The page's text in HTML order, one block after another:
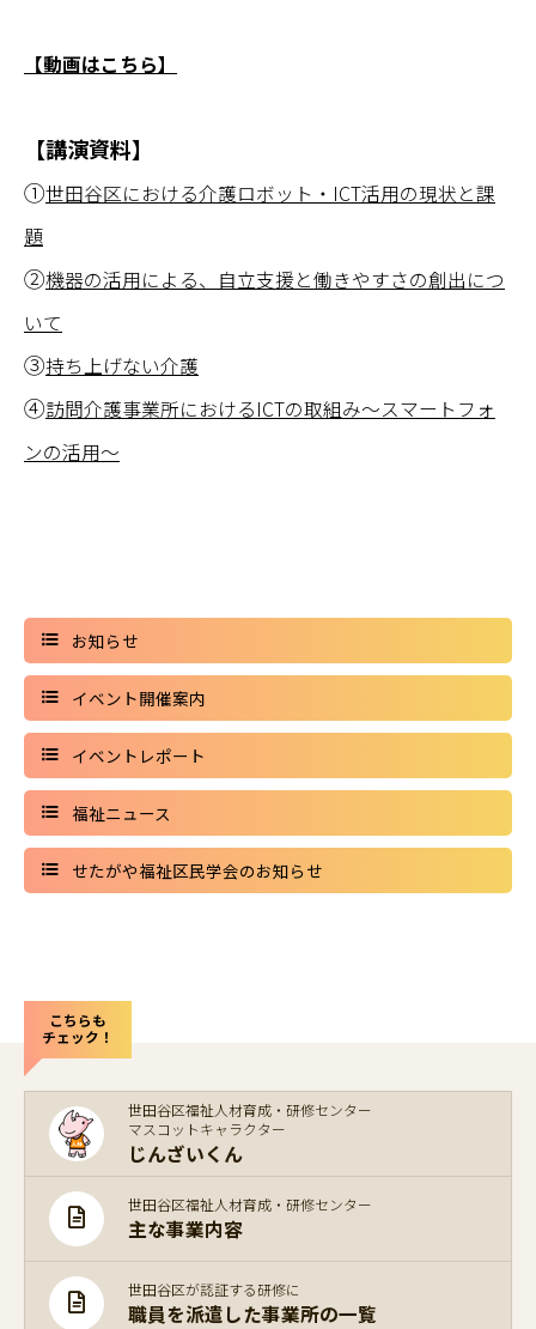
【動画はこちら】
【講演資料】
①世田谷区における介護ロボット・ICT活用の現状と課
題
②機器の活用による、自立支援と働きやすさの創出につ
いて
③持ち上げない介護
④訪問介護事業所におけるICTの取組み～スマートフォ
ンの活用～
お知らせ
イベント開催案内
イベントレポート
福祉ニュース
せたがや福祉区民学会のお知らせ
こちらも
チェック！
世田谷区福祉人材育成・研修センター
マスコットキャラクター
じんざいくん
世田谷区福祉人材育成・研修センター
主な事業内容
世田谷区が認証する研修に
職員を派遣した事業所の一覧